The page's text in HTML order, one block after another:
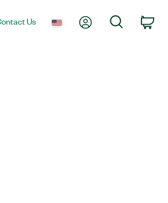
Us My AccountSearch